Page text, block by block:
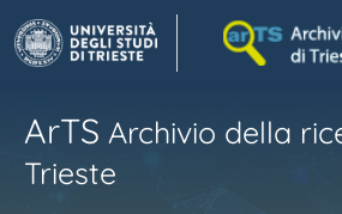
ArTS Archivio della
Trieste